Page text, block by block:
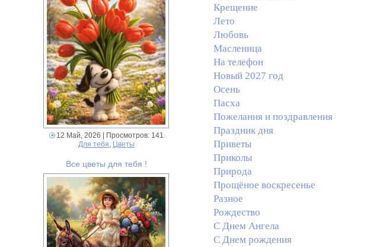
12 Май, 2026 | Просмотров: 141
Для тебя Цветы
Все цветы для тебя !
Крещение
Лето
Любовь
Масленица
На телефон
Новый 2027 год
Осень
Пасха
Пожелания и поздравления
Праздник дня
Приветы
Приколы
Природа
Прощёное воскресенье
Разное
Рождество
С Днем Ангела
С Днем рождения